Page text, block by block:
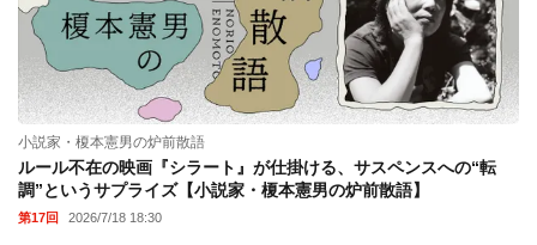
小説家・榎本憲男の炉前散語
ルール不在の映画『シラート』が仕掛ける、サスペンスへの“転
調”というサプライズ【小説家・榎本憲男の炉前散語】
第17回 2026/7/18 18:30